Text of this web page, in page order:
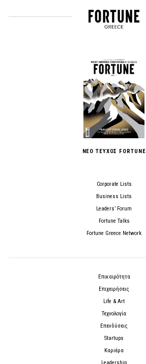
ΝΕΟ ΤΕΥΧΟΣ FORTUNE
Corporate Lists
Business Lists
Leaders’ Forum
Fortune Talks
Fortune Greece Network
Επικαιρότητα
Επιχειρήσεις
Life & Art
Τεχνολογία
Επενδύσεις
Startups
Καριέρα